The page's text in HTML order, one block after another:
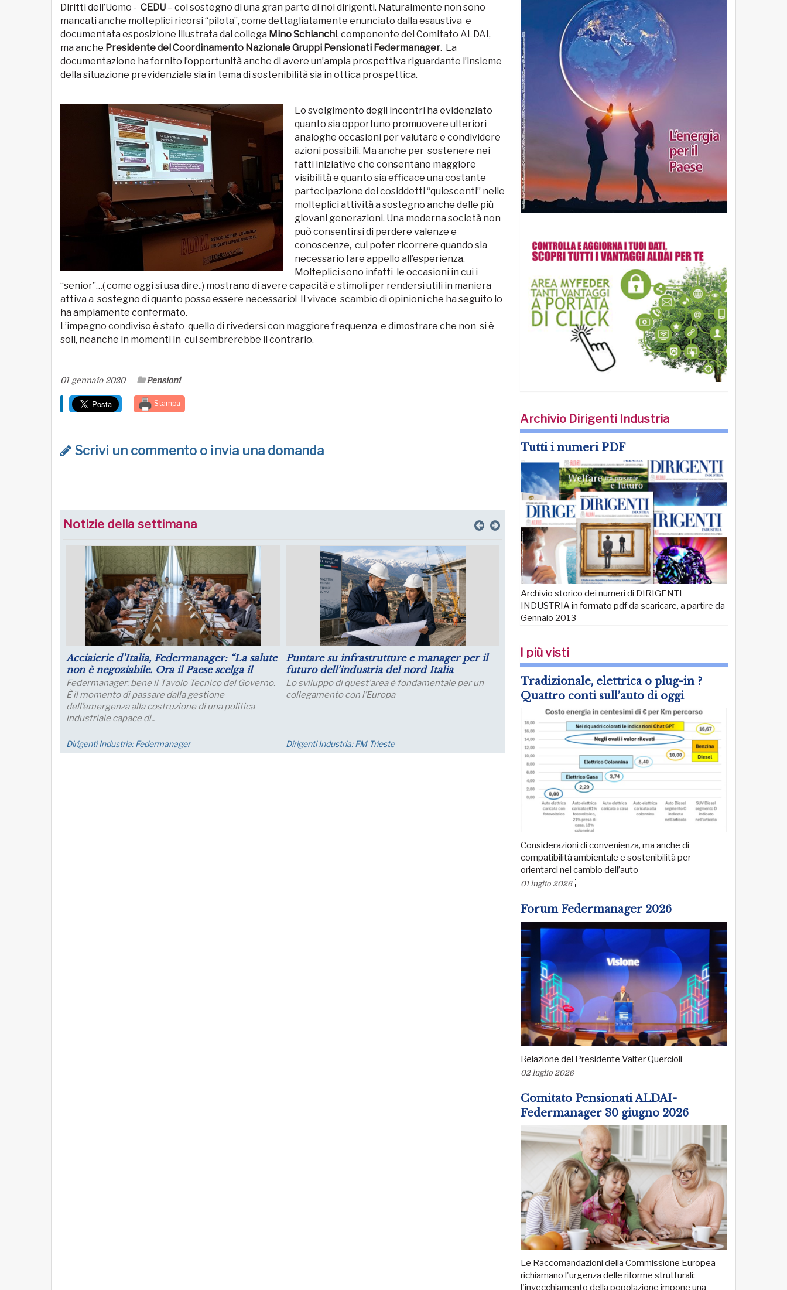
Diritti dell’Uomo - CEDU – col sostegno di una gran parte di noi dirigenti. Naturalmente non sono
mancati anche molteplici ricorsi “pilota”, come dettagliatamente enunciato dalla esaustiva e
documentata esposizione illustrata dal collega Mino Schianchi, componente del Comitato ALDAI,
ma anche Presidente del Coordinamento Nazionale Gruppi Pensionati Federmanager. La
documentazione ha fornito l’opportunità anche di avere un’ampia prospettiva riguardante l’insieme
della situazione previdenziale sia in tema di sostenibilità sia in ottica prospettica.
Lo svolgimento degli incontri ha evidenziato
quanto sia opportuno promuovere ulteriori
analoghe occasioni per valutare e condividere
azioni possibili. Ma anche per sostenere nei
fatti iniziative che consentano maggiore
visibilità e quanto sia efficace una costante
partecipazione dei cosiddetti “quiescenti” nelle
molteplici attività a sostegno anche delle più
giovani generazioni. Una moderna società non
può consentirsi di perdere valenze e
conoscenze, cui poter ricorrere quando sia
necessario fare appello all’esperienza.
Molteplici sono infatti le occasioni in cui i
“senior”…( come oggi si usa dire..) mostrano di avere capacità e stimoli per rendersi utili in maniera
attiva a sostegno di quanto possa essere necessario! Il vivace scambio di opinioni che ha seguito lo
ha ampiamente confermato.
L’impegno condiviso è stato quello di rivedersi con maggiore frequenza e dimostrare che non si è
soli, neanche in momenti in cui sembrerebbe il contrario.
01 gennaio 2020 Pensioni
Stampa
Scrivi un commento o invia una domanda
Notizie della settimana
Luglio: migliorano le aspettative sulla
produzione
Le aspettative delle grandi imprese industriali
migliorano a luglio, con un aumento della quota di
imprese che prevede una crescita della produzione;
nei..
Economia
Crescita della Produttività e Prospettive
Salariali
Incontro Zoom con il Prof. Giampaolo Galli -
Osservatorio CPI Università Cattolica - mercoledì
Eventi
Archivio Dirigenti Industria
Tutti i numeri PDF
Archivio storico dei numeri di DIRIGENTI
INDUSTRIA in formato pdf da scaricare, a partire da
Gennaio 2013
I più visti
Tradizionale, elettrica o plug-in ?
Quattro conti sull’auto di oggi
Considerazioni di convenienza, ma anche di
compatibilità ambientale e sostenibilità per
orientarci nel cambio dell’auto
01 luglio 2026
Forum Federmanager 2026
Relazione del Presidente Valter Quercioli
02 luglio 2026
Comitato Pensionati ALDAI-
Federmanager 30 giugno 2026
Le Raccomandazioni della Commissione Europea
richiamano l'urgenza delle riforme strutturali;
l'invecchiamento della popolazione impone una